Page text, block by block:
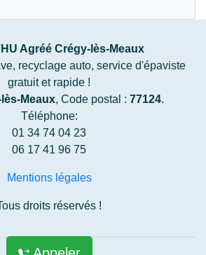
Agréé Crégy-lès-Meaux
recyclage auto, service d'épaviste
gratuit et rapide !
Meaux, Code postal : 77124.
Téléphone:
01 34 74 04 23
06 17 41 96 75
Mentions légales
droits réservés !